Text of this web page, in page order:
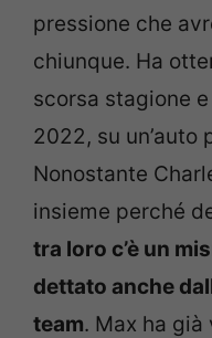
pressione che
chiunque. Ha
scorsa stagione
2022, su
Nonostante
insieme perché
tra loro c’è un
dettato anche
team. Max ha già